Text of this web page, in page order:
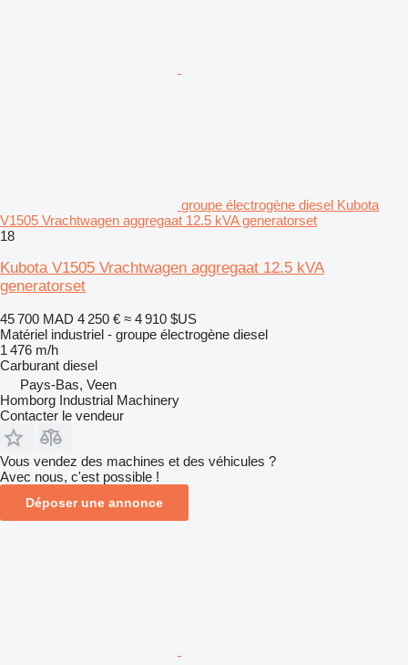
groupe électrogène diesel Kubota
V1505 Vrachtwagen aggregaat 12.5 kVA generatorset
18
Kubota V1505 Vrachtwagen aggregaat 12.5 kVA
generatorset
45 700 MAD 4 250 € ≈ 4 910 $US
Matériel industriel - groupe électrogène diesel
1 476 m/h
Carburant diesel
Pays-Bas, Veen
Homborg Industrial Machinery
Contacter le vendeur
Vous vendez des machines et des véhicules ?
Avec nous, c'est possible !
Déposer une annonce